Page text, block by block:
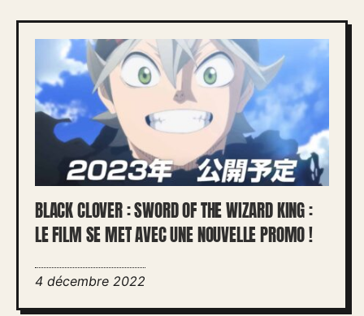
BLACK CLOVER : SWORD OF THE WIZARD KING :
LE FILM SE MET AVEC UNE NOUVELLE PROMO !
4 décembre 2022